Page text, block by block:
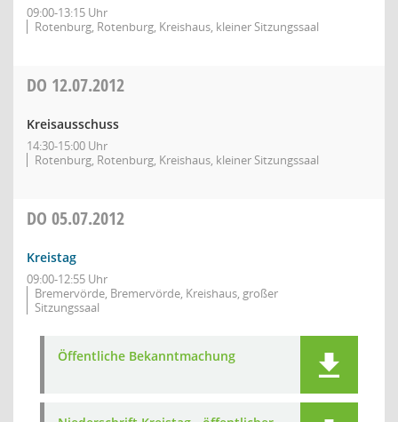
09:00-13:15 Uhr
Rotenburg, Rotenburg, Kreishaus, kleiner Sitzungssaal
DO 12.07.2012
Kreisausschuss
14:30-15:00 Uhr
Rotenburg, Rotenburg, Kreishaus, kleiner Sitzungssaal
DO 05.07.2012
Kreistag
09:00-12:55 Uhr
Bremervörde, Bremervörde, Kreishaus, großer
Sitzungssaal
Öffentliche Bekanntmachung